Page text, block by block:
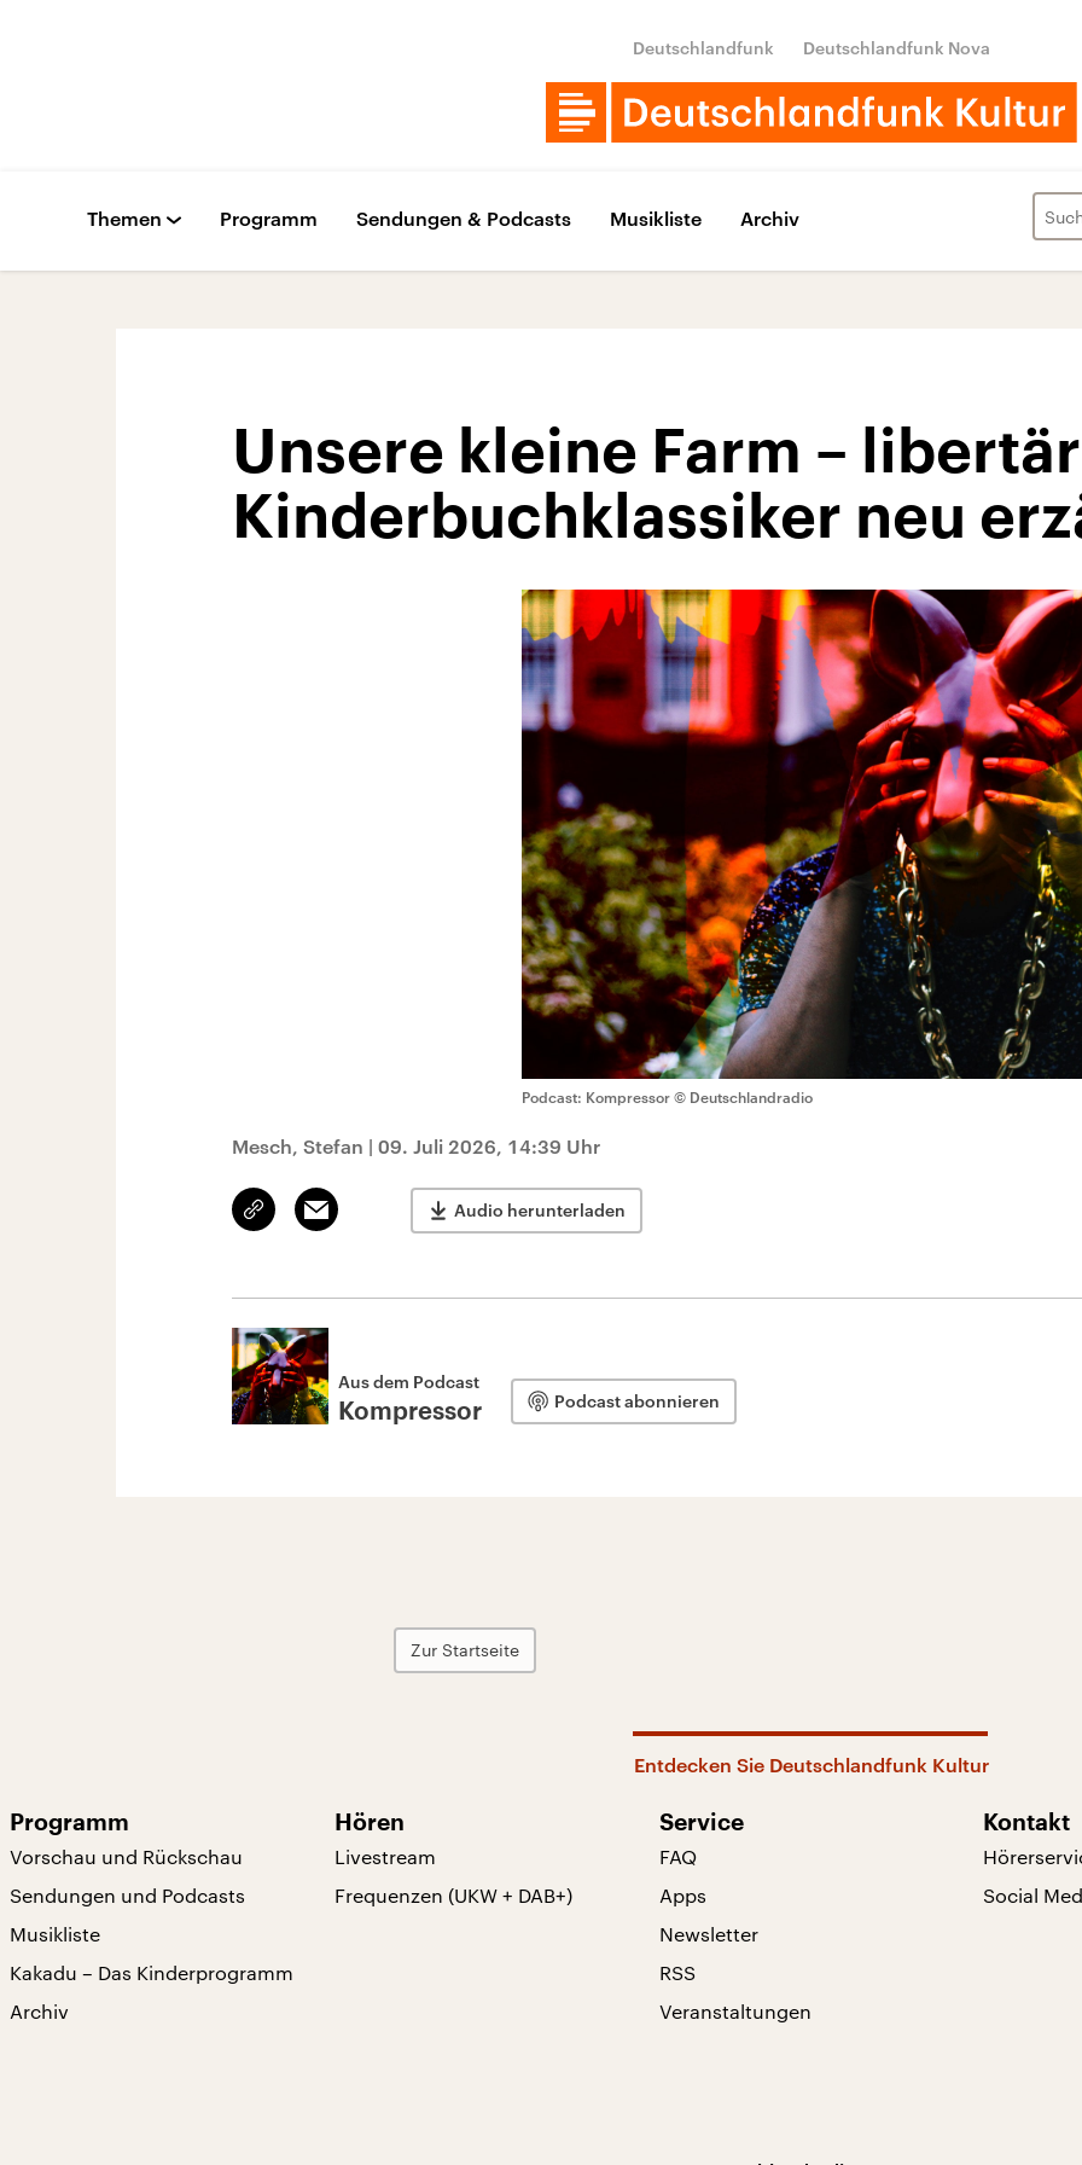
Deutschlandfunk Deutschlandfunk Nova
Themen Programm Sendungen & Podcasts Musikliste Archiv
Unsere kleine Farm –
Kinderbuchklassiker neu
Podcast: Kompressor © Deutschlandradio
Mesch, Stefan | 09. Juli 2026, 14:39 Uhr
Link
kopieren/teilen
Email Audio herunterladen
Aus dem Podcast
Kompressor Podcast abonnieren
Zur Startseite
Entdecken Sie Deutschlandfunk Kultur
Programm
Vorschau und Rückschau
Sendungen und Podcasts
Musikliste
Kakadu – Das Kinderprogramm
Archiv
Hören
Livestream
Frequenzen (UKW + DAB+)
Service
FAQ
Apps
Newsletter
RSS
Veranstaltungen
Kontakt
Social